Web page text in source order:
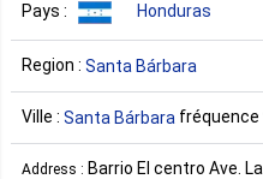
Pays : Honduras
Region : Santa Bárbara
Ville : Santa Bárbara fréquence
Address : Barrio El centro Ave.